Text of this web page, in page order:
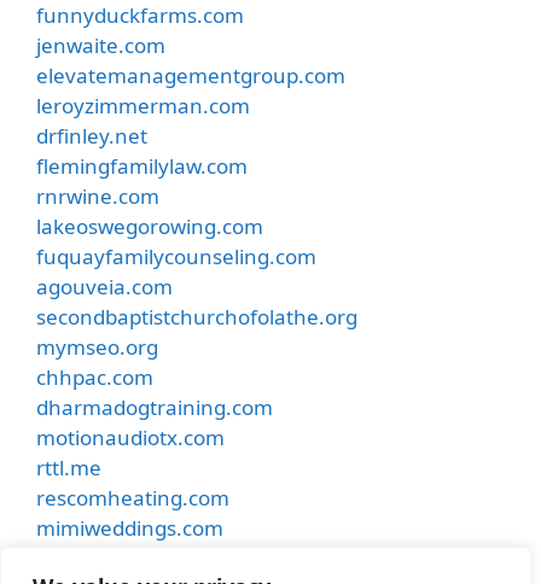
funnyduckfarms.com
jenwaite.com
elevatemanagementgroup.com
leroyzimmerman.com
drfinley.net
flemingfamilylaw.com
rnrwine.com
lakeoswegorowing.com
fuquayfamilycounseling.com
agouveia.com
secondbaptistchurchofolathe.org
mymseo.org
chhpac.com
dharmadogtraining.com
motionaudiotx.com
rttl.me
rescomheating.com
mimiweddings.com